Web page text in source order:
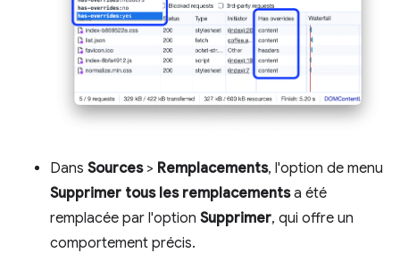
Dans Sources> Remplacements, l'option de menu
Supprimer tous les remplacementsa été
remplacée par l'option Supprimer, qui offre un
comportement précis.